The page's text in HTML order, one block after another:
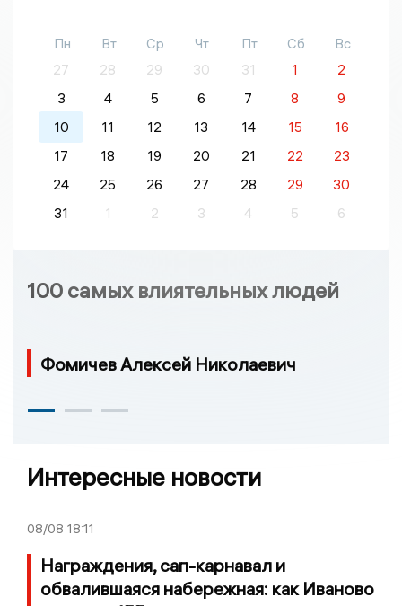
Пн Вт Ср Чт Пт Сб
Вс
27
28 29 30 31 1
2
3
4 5 6 7 8
9
10
11 12 13 14 15
16
17
18 19 20 21 22
23
24
25 26 27 28 29
30
31
1 2 3 4 5 6
100 самых влиятельных людей
Фомичев Алексей Николаевич
Интересные новости
08/08 18:11
Награждения, сап-карнавал и
обвалившаяся набережная: как Иваново